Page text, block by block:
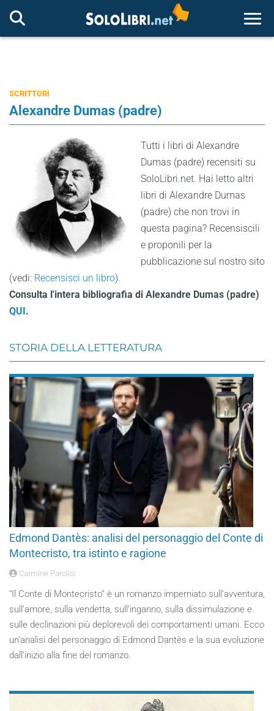
SCRITTORI
Alexandre Dumas (padre)
Tutti i libri di Alexandre
Dumas (padre) recensiti su
SoloLibri.net. Hai letto altri
libri di Alexandre Dumas
(padre) che non trovi in
questa pagina? Recensiscili
e proponili per la
pubblicazione sul nostro sito
(vedi: Recensisci un libro).
Consulta l'intera bibliografia di Alexandre Dumas (padre)
QUI.
STORIA DELLA LETTERATURA
Edmond Dantès: analisi del personaggio del Conte di
Montecristo, tra istinto e ragione
Carmine Parolisi
“Il Conte di Montecristo” è un romanzo imperniato sull’avventura,
sull’amore, sulla vendetta, sull’inganno, sulla dissimulazione e
sulle declinazioni più deplorevoli dei comportamenti umani. Ecco
un’analisi del personaggio di Edmond Dantès e la sua evoluzione
dall’inizio alla fine del romanzo.